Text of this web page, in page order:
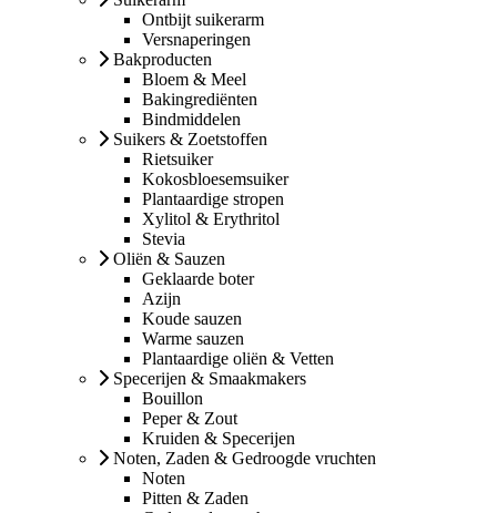
Ontbijt suikerarm
Versnaperingen
Bakproducten
Bloem & Meel
Bakingrediënten
Bindmiddelen
Suikers & Zoetstoffen
Rietsuiker
Kokosbloesemsuiker
Plantaardige stropen
Xylitol & Erythritol
Stevia
Oliën & Sauzen
Geklaarde boter
Azijn
Koude sauzen
Warme sauzen
Plantaardige oliën & Vetten
Specerijen & Smaakmakers
Bouillon
Peper & Zout
Kruiden & Specerijen
Noten, Zaden & Gedroogde vruchten
Noten
Pitten & Zaden